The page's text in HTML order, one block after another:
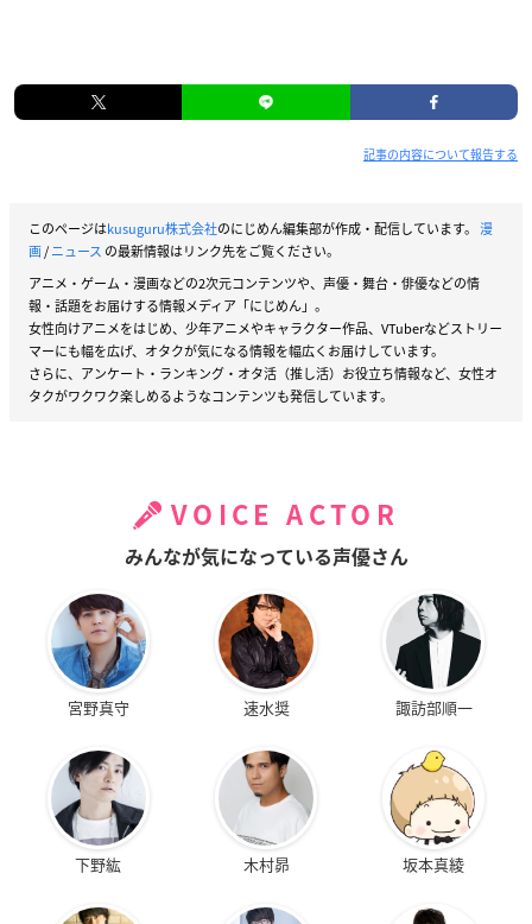
記事の内容について報告する
このページはkusuguru株式会社のにじめん編集部が作成・配信しています。 漫
画/ニュース の最新情報はリンク先をご覧ください。
アニメ・ゲーム・漫画などの2次元コンテンツや、声優・舞台・俳優などの情
報・話題をお届けする情報メディア「にじめん」。
女性向けアニメをはじめ、少年アニメやキャラクター作品、VTuberなどストリー
マーにも幅を広げ、オタクが気になる情報を幅広くお届けしています。
さらに、アンケート・ランキング・オタ活（推し活）お役立ち情報など、女性オ
タクがワクワク楽しめるようなコンテンツも発信しています。
VOICE ACTOR
みんなが気になっている声優さん
宮野真守 速水奨 諏訪部順一
下野紘 木村昴 坂本真綾